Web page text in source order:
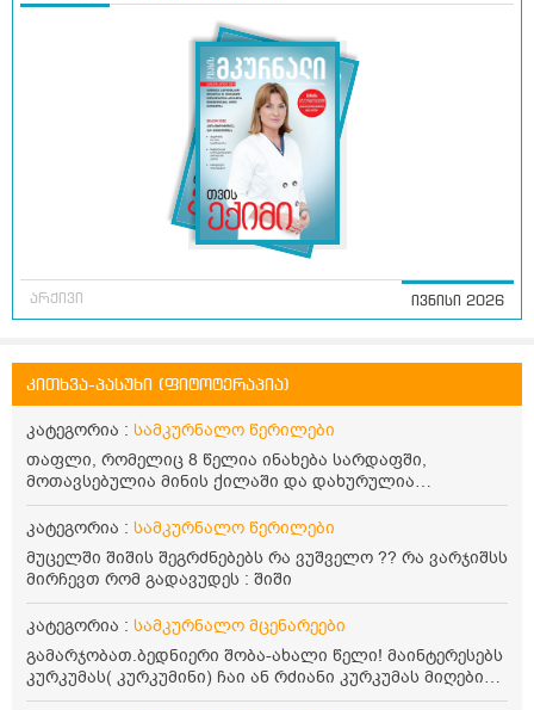
არქივი ივნისი 2026
კითხვა-პასუხი (ფიტოტერაპია)
კატეგორია : სამკურნალო წერილები
თაფლი, რომელიც 8 წელია ინახება სარდაფში,
მოთავსებულია მინის ქილაში და დახურულია
პლასტმასის სახურავით. ექნება თუ არა შენარჩუნებული
სასარგებლო თვისებები და შეიძლება თუ არა მისი
მირთმევა? გმადლობთ.
კატეგორია : სამკურნალო წერილები
მუცელში შიშის შეგრძნებებს რა ვუშველო ?? რა ვარჯიშსს
მირჩევთ რომ გადავუდეს : შიში
კატეგორია : სამკურნალო მცენარეები
გამარჯობათ.ბედნიერი შობა-ახალი წელი! მაინტერესებს
კურკუმას( კურკუმინი) ჩაი ან რძიანი კურკუმას მიღების
წესი. მაინტერესებდა და წავიკითხე ასეთი ინფორმაცია: